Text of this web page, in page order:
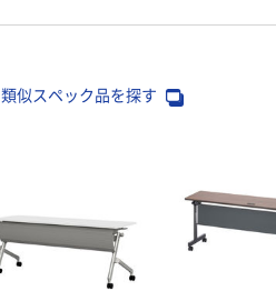
類似スペック品を探す